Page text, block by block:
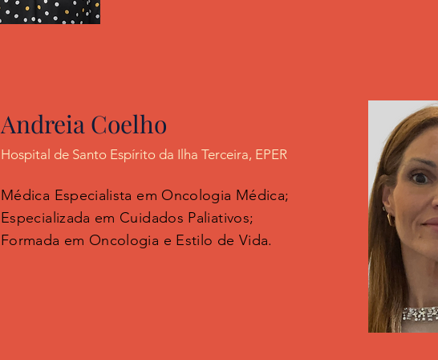
Andreia Coelho
Hospital de Santo Espírito da Ilha Terceira, EPER
Médica Especialista em Oncologia Médica;
Especializada em Cuidados Paliativos;
Formada em Oncologia e Estilo de Vida.